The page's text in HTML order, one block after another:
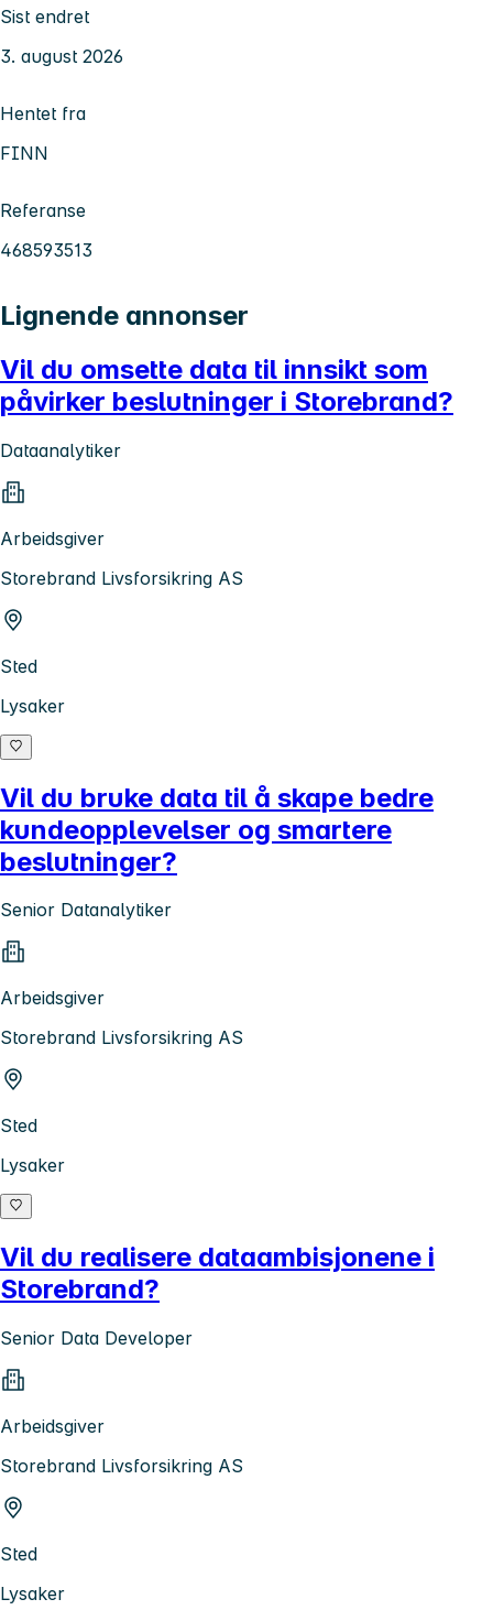
Sist endret
3. august 2026
Hentet fra
FINN
Referanse
468593513
Lignende annonser
Vil du omsette data til innsikt som
påvirker beslutninger i Storebrand?
Dataanalytiker
Arbeidsgiver
Storebrand Livsforsikring AS
Sted
Lysaker
Vil du bruke data til å skape bedre
kundeopplevelser og smartere
beslutninger?
Senior Datanalytiker
Arbeidsgiver
Storebrand Livsforsikring AS
Sted
Lysaker
Vil du realisere dataambisjonene i
Storebrand?
Senior Data Developer
Arbeidsgiver
Storebrand Livsforsikring AS
Sted
Lysaker